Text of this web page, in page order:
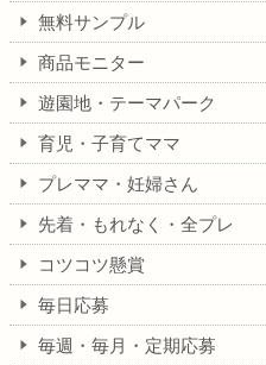
無料サンプル
商品モニター
遊園地・テーマパーク
育児・子育てママ
プレママ・妊婦さん
先着・もれなく・全プレ
コツコツ懸賞
毎日応募
毎週・毎月・定期応募